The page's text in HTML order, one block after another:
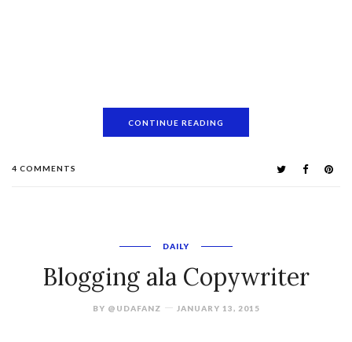
CONTINUE READING
4 COMMENTS
DAILY
Blogging ala Copywriter
BY @UDAFANZ JANUARY 13, 2015